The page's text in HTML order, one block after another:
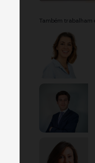
Também trabalham